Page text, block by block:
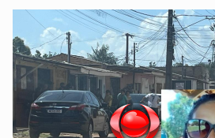
territoriais e sociais